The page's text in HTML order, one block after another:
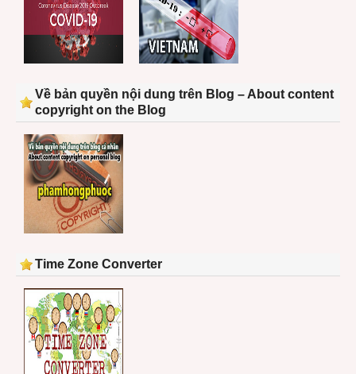
Về bản quyền nội dung trên Blog – About content
copyright on the Blog
Time Zone Converter